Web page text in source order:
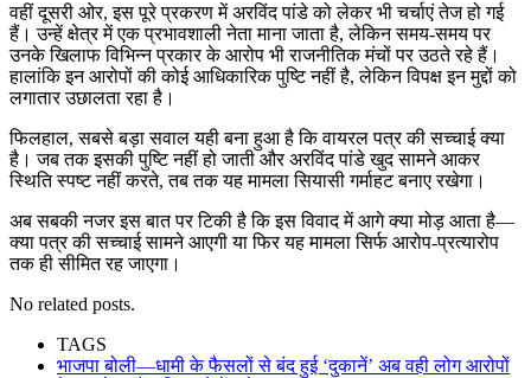
वहीं दूसरी ओर, इस पूरे प्रकरण में अरविंद पांडे को लेकर भी चर्चाएं तेज हो गई
हैं। उन्हें क्षेत्र में एक प्रभावशाली नेता माना जाता है, लेकिन समय-समय पर
उनके खिलाफ विभिन्न प्रकार के आरोप भी राजनीतिक मंचों पर उठते रहे हैं।
हालांकि इन आरोपों की कोई आधिकारिक पुष्टि नहीं है, लेकिन विपक्ष इन मुद्दों को
लगातार उछालता रहा है।
फिलहाल, सबसे बड़ा सवाल यही बना हुआ है कि वायरल पत्र की सच्चाई क्या
है। जब तक इसकी पुष्टि नहीं हो जाती और अरविंद पांडे खुद सामने आकर
स्थिति स्पष्ट नहीं करते, तब तक यह मामला सियासी गर्माहट बनाए रखेगा।
अब सबकी नजर इस बात पर टिकी है कि इस विवाद में आगे क्या मोड़ आता है—
क्या पत्र की सच्चाई सामने आएगी या फिर यह मामला सिर्फ आरोप-प्रत्यारोप
तक ही सीमित रह जाएगा।
No related posts.
TAGS
भाजपा बोली—धामी के फैसलों से बंद हुई ‘दुकानें’ अब वही लोग आरोपों